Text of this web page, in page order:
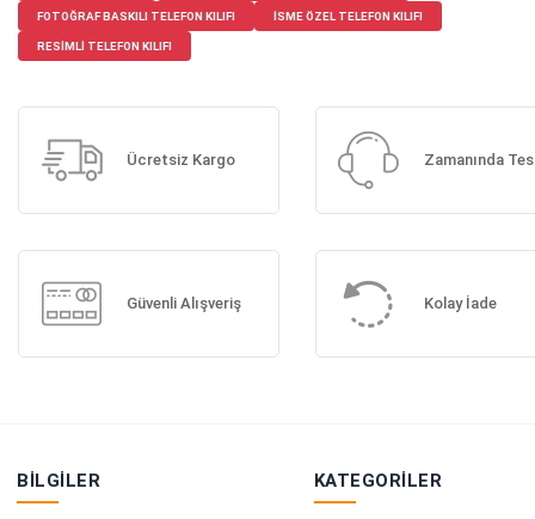
FOTOĞRAF BASKILI TELEFON KILIFI ISME ÖZEL TELEFON KILIFI
RESIMLI TELEFON KILIFI
Ücretsiz Kargo Zamanında
Güvenli Alışveriş Kolay İade
BILGILER KATEGORILER